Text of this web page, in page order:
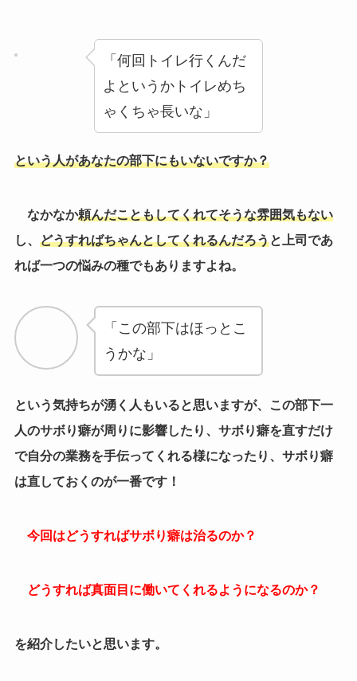
「何回トイレ行くんだ
よというかトイレめち
ゃくちゃ長いな」
という人があなたの部下にもいないですか？
なかなか頼んだこともしてくれてそうな雰囲気もない
し、 どうすればちゃんとしてくれるんだろうと上司であ
れば一つの悩みの種でもありますよね。
「この部下はほっとこ
うかな」
という気持ちが湧く人もいると思いますが、この部下一
人のサボり癖が周りに影響したり、サボり癖を直すだけ
で自分の業務を手伝ってくれる様になったり、サボり癖
は直しておくのが一番です！
今回はどうすればサボり癖は治るのか？
どうすれば真面目に働いてくれるようになるのか？
を紹介したいと思います。